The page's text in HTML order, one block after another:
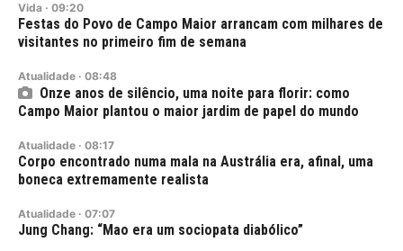
Vida · 09:20
Festas do Povo de Campo Maior arrancam com milhares de
visitantes no primeiro fim de semana
Atualidade · 08:48
Onze anos de silêncio, uma noite para florir: como
Campo Maior plantou o maior jardim de papel do mundo
Atualidade · 08:17
Corpo encontrado numa mala na Austrália era, afinal, uma
boneca extremamente realista
Atualidade · 07:07
Jung Chang: “Mao era um sociopata diabólico”